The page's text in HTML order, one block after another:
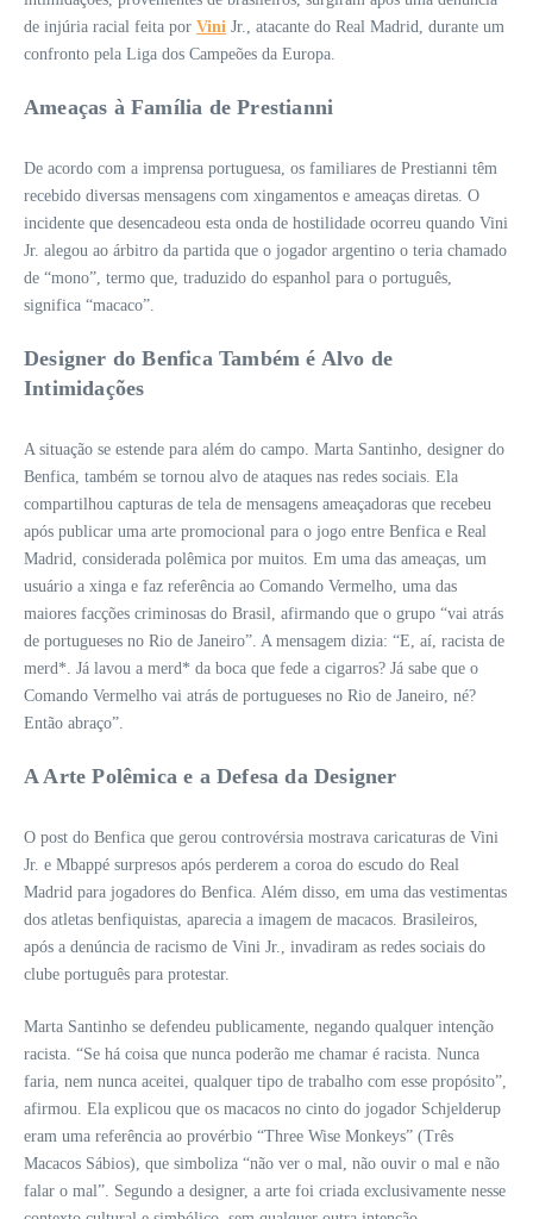
de injúria racial feita por Vini Jr., atacante do Real Madrid, durante um
confronto pela Liga dos Campeões da Europa.
Ameaças à Família de Prestianni
De acordo com a imprensa portuguesa, os familiares de Prestianni têm
recebido diversas mensagens com xingamentos e ameaças diretas. O
incidente que desencadeou esta onda de hostilidade ocorreu quando Vini
Jr. alegou ao árbitro da partida que o jogador argentino o teria chamado
de “mono”, termo que, traduzido do espanhol para o português,
significa “macaco”.
Designer do Benfica Também é Alvo de
Intimidações
A situação se estende para além do campo. Marta Santinho, designer do
Benfica, também se tornou alvo de ataques nas redes sociais. Ela
compartilhou capturas de tela de mensagens ameaçadoras que recebeu
após publicar uma arte promocional para o jogo entre Benfica e Real
Madrid, considerada polêmica por muitos. Em uma das ameaças, um
usuário a xinga e faz referência ao Comando Vermelho, uma das
maiores facções criminosas do Brasil, afirmando que o grupo “vai atrás
de portugueses no Rio de Janeiro”. A mensagem dizia: “E, aí, racista de
merd*. Já lavou a merd* da boca que fede a cigarros? Já sabe que o
Comando Vermelho vai atrás de portugueses no Rio de Janeiro, né?
Então abraço”.
A Arte Polêmica e a Defesa da Designer
O post do Benfica que gerou controvérsia mostrava caricaturas de Vini
Jr. e Mbappé surpresos após perderem a coroa do escudo do Real
Madrid para jogadores do Benfica. Além disso, em uma das vestimentas
dos atletas benfiquistas, aparecia a imagem de macacos. Brasileiros,
após a denúncia de racismo de Vini Jr., invadiram as redes sociais do
clube português para protestar.
Marta Santinho se defendeu publicamente, negando qualquer intenção
racista. “Se há coisa que nunca poderão me chamar é racista. Nunca
faria, nem nunca aceitei, qualquer tipo de trabalho com esse propósito”,
afirmou. Ela explicou que os macacos no cinto do jogador Schjelderup
eram uma referência ao provérbio “Three Wise Monkeys” (Três
Macacos Sábios), que simboliza “não ver o mal, não ouvir o mal e não
falar o mal”. Segundo a designer, a arte foi criada exclusivamente nesse